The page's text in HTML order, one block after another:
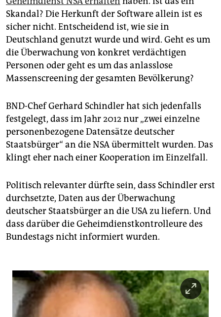
epaper login
Skandal? Die Herkunft der Software allein ist es
sicher nicht. Entscheidend ist, wie sie in
Deutschland genutzt wurde und wird. Geht es um
die Überwachung von konkret verdächtigen
Personen oder geht es um das anlasslose
Massenscreening der gesamten Bevölkerung?
BND-Chef Gerhard Schindler hat sich jedenfalls
festgelegt, dass im Jahr 2012 nur „zwei einzelne
personenbezogene Datensätze deutscher
Staatsbürger“ an die NSA übermittelt wurden. Das
klingt eher nach einer Kooperation im Einzelfall.
Politisch relevanter dürfte sein, dass Schindler erst
durchsetzte, Daten aus der Überwachung
deutscher Staatsbürger an die USA zu liefern. Und
dass darüber die Geheimdienstkontrolleure des
Bundestags nicht informiert wurden.